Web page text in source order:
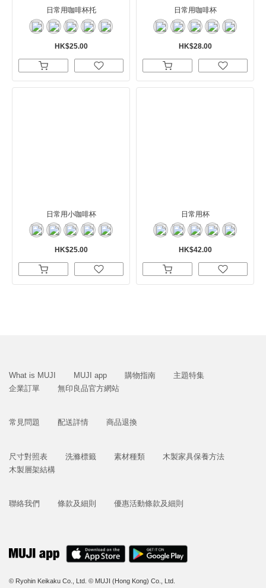
日常用咖啡杯托
HK$25.00
日常用咖啡杯
HK$28.00
日常用小咖啡杯
HK$25.00
日常用杯
HK$42.00
What is MUJI MUJI app 購物指南
主題特集
企業訂單
無印良品官方網站
常見問題 配送詳情 商品退換
尺寸對照表 洗滌標籤 素材種類
木製家具保養方法
木製層架結構
聯絡我們 條款及細則 優惠活動條款及細則
© Ryohin Keikaku Co., Ltd. © MUJI (Hong Kong) Co., Ltd.